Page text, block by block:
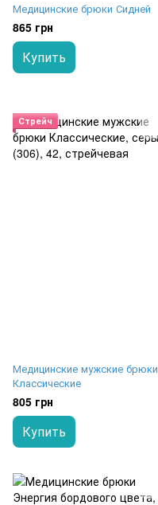
Медицинские брюки Сидней
865 грн
Купить
Стрейч
Медицинские мужские брюки
Классические
805 грн
Купить